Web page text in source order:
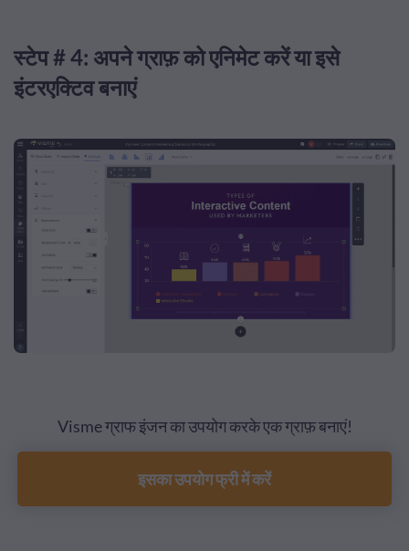
स्टेप # 4: अपने ग्राफ़ को एनिमेट करें या इसे
इंटरएक्टिव बनाएं
Visme ग्राफ इंजन का उपयोग करके एक ग्राफ़ बनाएं!
इसका उपयोग फ्री में करें